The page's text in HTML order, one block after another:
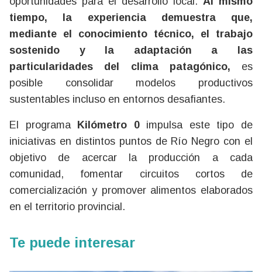
tiempo, la experiencia demuestra que,
mediante el conocimiento técnico, el trabajo
sostenido y la adaptación a las
particularidades del clima patagónico, es
posible consolidar modelos productivos
sustentables incluso en entornos desafiantes.
El programa Kilómetro 0 impulsa este tipo de
iniciativas en distintos puntos de Río Negro con el
objetivo de acercar la producción a cada
comunidad, fomentar circuitos cortos de
comercialización y promover alimentos elaborados
en el territorio provincial.
Te puede interesar